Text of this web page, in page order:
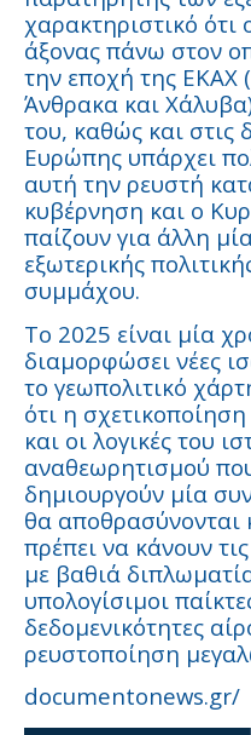
χαρακτηριστικό ότι
άξονας πάνω στον
την εποχή της ΕΚΑΧ
Άνθρακα και
του, καθώς και στις
Ευρώπης υπάρχει
αυτή την ρευστή
κυβέρνηση και ο
παίζουν για άλλη
εξωτερικής
συμμάχου.
Το 2025 είναι μία
διαμορφώσει νέες
το γεωπολιτικό
ότι η
και οι λογικές του
αναθεωρητισμού
δημιουργούν μία
θα αποθρασύνονται
πρέπει να κάνουν
με βαθιά
υπολογίσιμοι
δεδομενικότητες
ρευστοποίηση
documentonews.gr/